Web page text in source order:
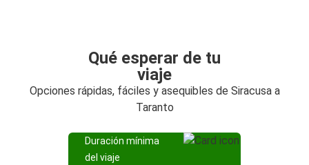
Qué esperar de tu
viaje
Opciones rápidas, fáciles y asequibles de Siracusa a
Taranto
Duración mínima
del viaje